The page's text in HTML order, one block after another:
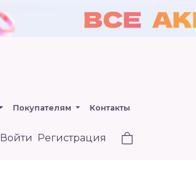
Покупателям Контакты
Войти Регистрация